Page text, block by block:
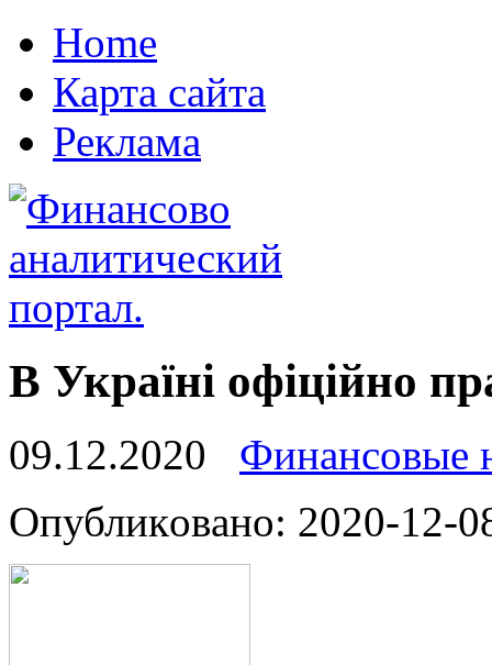
Home
Карта сайта
Реклама
В Україні офіційно
09.12.2020
Финансовые
Oпубликoвaнo: 2020-12-